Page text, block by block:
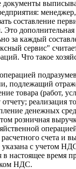
составление
дополнительная
за каждый
сервис"
Что такое
подлежащий
товара (работ,
реализация
денежных
розничная
счета и
указана с учетом
настоящее время
НДС.